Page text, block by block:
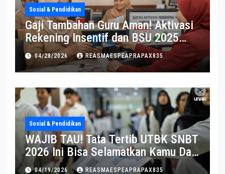
Sosial & Pendidikan
Gaji Tambahan Guru Aman! Aktivasi
Rekening Insentif dan BSU 2025
Diperpanjang
04/28/2026 REASMAESPEAPRAPAX835
Sosial & Pendidikan
WAJIB TAU! Tata Tertib UTBK SNBT
2026 Ini Bisa Selamatkan Kamu Dari
Diskualifikasi
04/19/2026 REASMAESPEAPRAPAX835